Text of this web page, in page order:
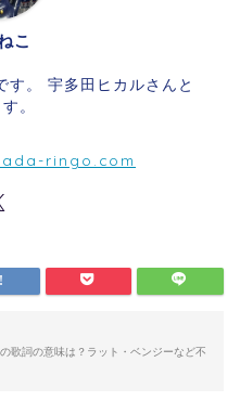
こ
す。 宇多田ヒカルさんと
。
ringo.com
歌詞の意味は？ラット・ベンジーなど不